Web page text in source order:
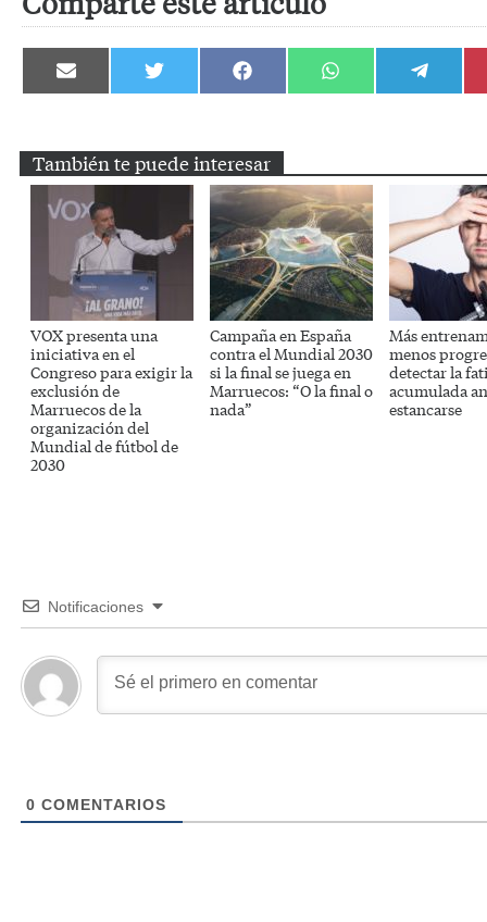
Compartir
en
Compartir
en
Compartir
en
Compartir
en
Compartir
en
También te puede interesar
VOX presenta una
iniciativa en el
Congreso para exigir la
exclusión de
Marruecos de la
organización del
Mundial de fútbol de
2030
Campaña en España
contra el Mundial 2030
si la final se juega en
Marruecos: “O la final o
nada”
Más
menos
detectar la
acumulada
estancarse
Notificaciones
0 COMENTARIOS